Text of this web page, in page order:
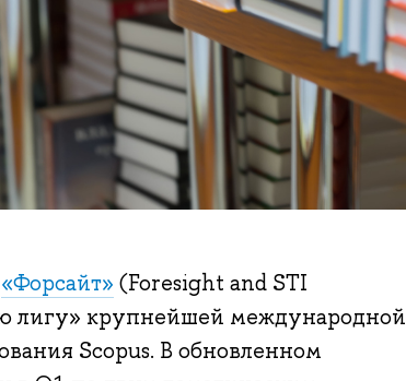
«Форсайт» (Foresight and STI
лигу» крупнейшей международной
Scopus. В обновленном